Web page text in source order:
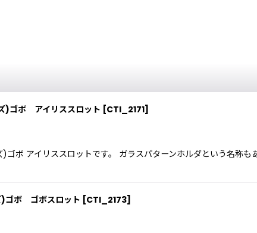
)ゴボ アイリススロット [CTI_2171]
アイリススロットです。 ガラスパターンホルダという名称
ゴボ ゴボスロット [CTI_2173]